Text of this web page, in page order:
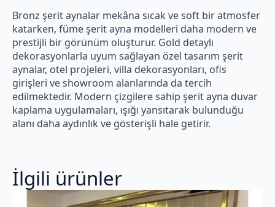
Bronz şerit aynalar mekâna sıcak ve soft bir atmosfer
katarken, füme şerit ayna modelleri daha modern ve
prestijli bir görünüm oluşturur. Gold detaylı
dekorasyonlarla uyum sağlayan özel tasarım şerit
aynalar, otel projeleri, villa dekorasyonları, ofis
girişleri ve showroom alanlarında da tercih
edilmektedir. Modern çizgilere sahip şerit ayna duvar
kaplama uygulamaları, ışığı yansıtarak bulunduğu
alanı daha aydınlık ve gösterişli hale getirir.
İlgili ürünler